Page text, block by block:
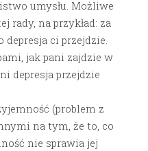
umysłu. Możliwe
rady, na przykład: za
depresja ci przejdzie.
jak pani zajdzie w
depresja przejdzie
(problem z
na tym, że to, co
nie sprawia jej